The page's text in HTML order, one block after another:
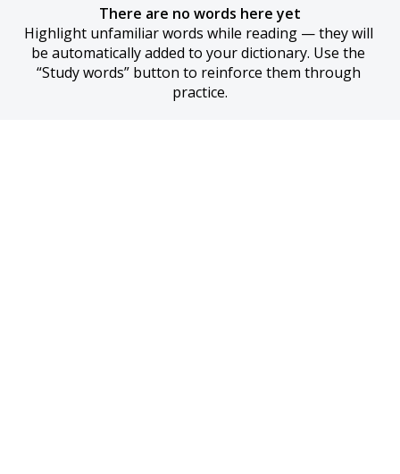
There are no words here yet
Highlight unfamiliar words while reading — they will
be automatically added to your dictionary. Use the
“Study words” button to reinforce them through
practice.